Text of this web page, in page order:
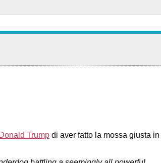
Trump di aver fatto la mossa giusta in